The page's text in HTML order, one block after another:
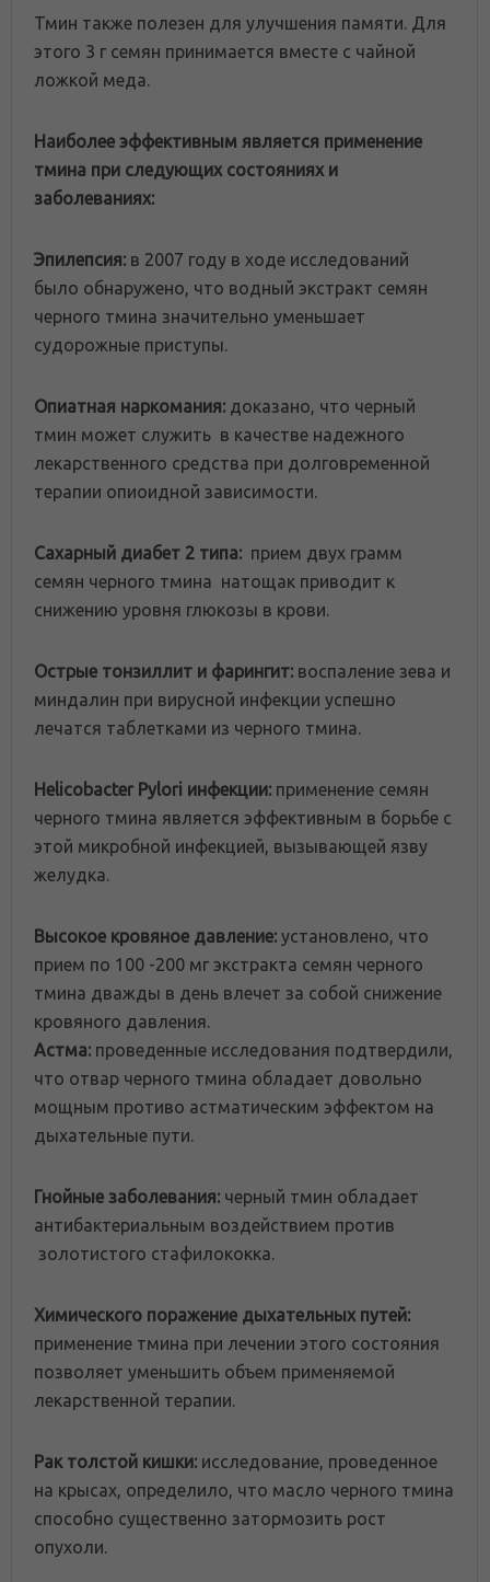
Тмин также полезен для улучшения памяти. Для
этого 3 г семян принимается вместе с чайной
ложкой меда.
Наиболее эффективным является применение
тмина при следующих состояниях и
заболеваниях:
Эпилепсия: в 2007 году в ходе исследований
было обнаружено, что водный экстракт семян
черного тмина значительно уменьшает
судорожные приступы.
Опиатная наркомания: доказано, что черный
тмин может служить в качестве надежного
лекарственного средства при долговременной
терапии опиоидной зависимости.
Сахарный диабет 2 типа: прием двух грамм
семян черного тмина натощак приводит к
снижению уровня глюкозы в крови.
Острые тонзиллит и фарингит: воспаление зева и
миндалин при вирусной инфекции успешно
лечатся таблетками из черного тмина.
Helicobacter Pylori инфекции: применение семян
черного тмина является эффективным в борьбе с
этой микробной инфекцией, вызывающей язву
желудка.
Высокое кровяное давление: установлено, что
прием по 100 -200 мг экстракта семян черного
тмина дважды в день влечет за собой снижение
кровяного давления.
Астма: проведенные исследования подтвердили,
что отвар черного тмина обладает довольно
мощным противо астматическим эффектом на
дыхательные пути.
Гнойные заболевания: черный тмин обладает
антибактериальным воздействием против
золотистого стафилококка.
Химического поражение дыхательных путей:
применение тмина при лечении этого состояния
позволяет уменьшить объем применяемой
лекарственной терапии.
Рак толстой кишки: исследование, проведенное
на крысах, определило, что масло черного тмина
способно существенно затормозить рост
опухоли.